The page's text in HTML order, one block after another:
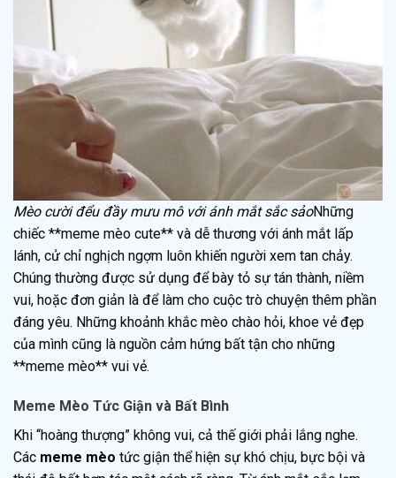
Mèo cười đểu đầy mưu mô với ánh mắt sắc sảoNhững
chiếc **meme mèo cute** và dễ thương với ánh mắt lấp
lánh, cử chỉ nghịch ngợm luôn khiến người xem tan chảy.
Chúng thường được sử dụng để bày tỏ sự tán thành, niềm
vui, hoặc đơn giản là để làm cho cuộc trò chuyện thêm phần
đáng yêu. Những khoảnh khắc mèo chào hỏi, khoe vẻ đẹp
của mình cũng là nguồn cảm hứng bất tận cho những
**meme mèo** vui vẻ.
Meme Mèo Tức Giận và Bất Bình
Khi “hoàng thượng” không vui, cả thế giới phải lắng nghe.
Các meme mèo tức giận thể hiện sự khó chịu, bực bội và